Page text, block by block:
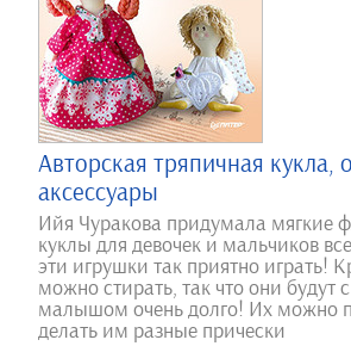
Авторская тряпичная кукла,
аксессуары
Ийя Чуракова придумала мягкие
куклы для девочек и мальчиков
эти игрушки так приятно играть!
можно стирать, так что они будут
малышом очень долго! Их можно
делать им разные прически